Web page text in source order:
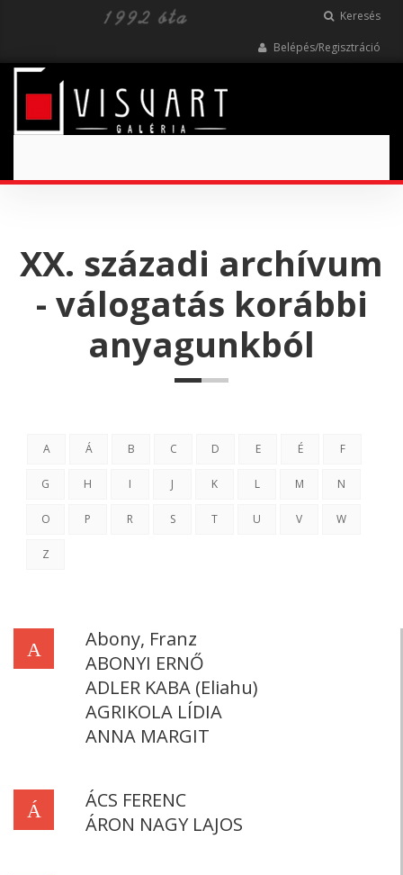
Keresés
Belépés/Regisztráció
XX. századi archívum
- válogatás korábbi
anyagunkból
A Á B C D E É F
G H I J K L M N
O P R S T U V W
Z
A
Abony, Franz
ABONYI ERNŐ
ADLER KABA (Eliahu)
AGRIKOLA LÍDIA
ANNA MARGIT
Á
ÁCS FERENC
ÁRON NAGY LAJOS